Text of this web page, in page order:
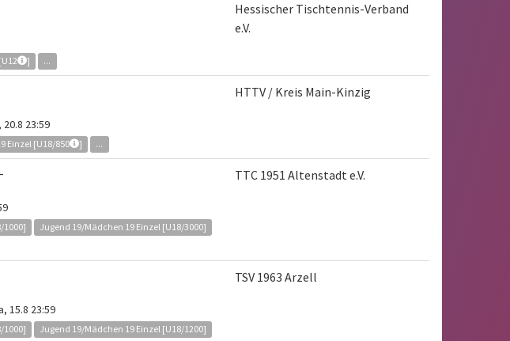
] ...
Hessischer Tischtennis-Verband
e.V.
20.8 23:59
Einzel [U18/850 ] ...
HTTV / Kreis Main-Kinzig
-
1000]
Jugend 19/Mädchen 19 Einzel [U18/3000]
TTC 1951 Altenstadt e.V.
15.8 23:59
1000]
Jugend 19/Mädchen 19 Einzel [U18/1200]
TSV 1963 Arzell